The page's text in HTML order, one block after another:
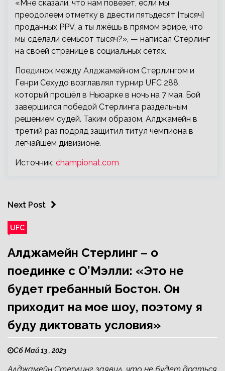
«Мне сказали, что нам повезёт, если мы
преодолеем отметку в двести пятьдесят [тысяч]
проданных PPV, а ты лжёшь в прямом эфире, что
мы сделали семьсот тысяч?», — написал Стерлинг
на своей странице в социальных сетях.
Поединок между Алджамейном Стерлингом и
Генри Сехудо возглавлял турнир UFC 288,
который прошёл в Ньюарке в ночь на 7 мая. Бой
завершился победой Стерлинга раздельным
решением судей. Таким образом, Алджамейн в
третий раз подряд защитил титул чемпиона в
легчайшем дивизионе.
Источник: championat.com
Next Post
UFC
Алджамейн Стерлинг – о
поединке с О’Мэлли: «Это не
будет гребанный Бостон. Он
приходит на мое шоу, поэтому я
буду диктовать условия»
Сб Май 13 , 2023
Алджамейн Стерлинг заявил, что не будет драться